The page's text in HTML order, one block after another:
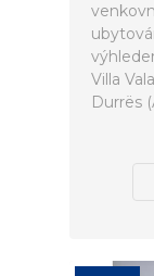
Villa
Durrës